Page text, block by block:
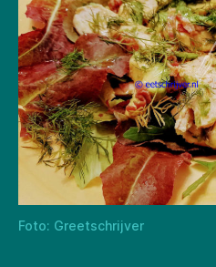
Foto: Greetschrijver